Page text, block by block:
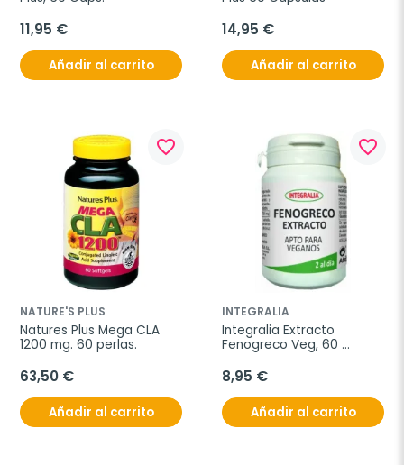
11,95 €
Añadir al carrito
14,95 €
Añadir al carrito
favorite_border
NATURE'S PLUS
Natures Plus Mega CLA
1200 mg. 60 perlas.
63,50 €
Añadir al carrito
favorite_border
INTEGRALIA
Integralia Extracto
Fenogreco Veg, 60
8,95 €
Añadir al carrito